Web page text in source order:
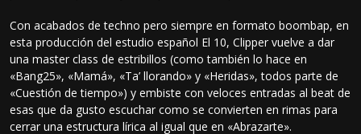
Con acabados de techno pero siempre en formato boombap, en
esta producción del estudio español El 10, Clipper vuelve a dar
una master class de estribillos (como también lo hace en
«Bang25», «Mamá», «Ta’ llorando» y «Heridas», todos parte de
«Cuestión de tiempo») y embiste con veloces entradas al beat de
esas que da gusto escuchar como se convierten en rimas para
cerrar una estructura lírica al igual que en «Abrazarte».